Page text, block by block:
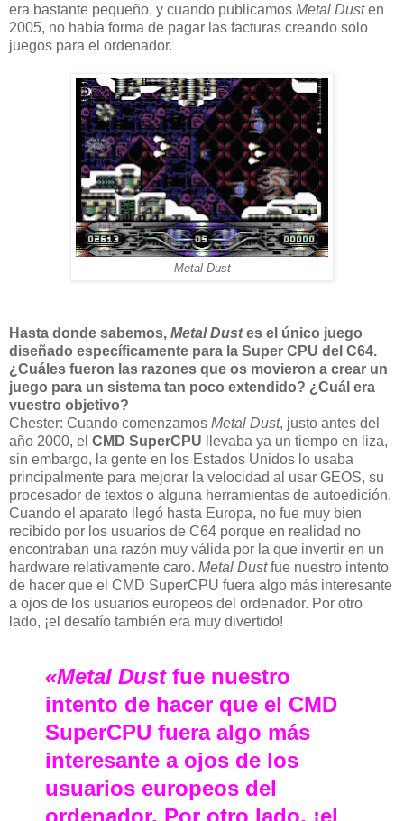
era bastante pequeño, y cuando publicamos Metal Dusten
2005, no había forma de pagar las facturas creando solo
juegos para el ordenador.
Metal Dust
Hasta donde sabemos, Metal Dustes el único juego
diseñado específicamente para la Super CPU del C64.
¿Cuáles fueron las razones que os movieron a crear un
juego para un sistema tan poco extendido? ¿Cuál era
vuestro objetivo?
Chester: Cuando comenzamos Metal Dust, justo antes del
año 2000, el CMD SuperCPU llevaba ya un tiempo en liza,
sin embargo, la gente en los Estados Unidos lo usaba
principalmente para mejorar la velocidad al usar GEOS, su
procesador de textos o alguna herramientas de autoedición.
Cuando el aparato llegó hasta Europa, no fue muy bien
recibido por los usuarios de C64 porque en realidad no
encontraban una razón muy válida por la que invertir en un
hardware relativamente caro. Metal Dustfue nuestro intento
de hacer que el CMD SuperCPU fuera algo más interesante
a ojos de los usuarios europeos del ordenador. Por otro
lado, ¡el desafío también era muy divertido!
«Metal Dustfue nuestro
intento de hacer que el CMD
SuperCPU fuera algo más
interesante a ojos de los
usuarios europeos del